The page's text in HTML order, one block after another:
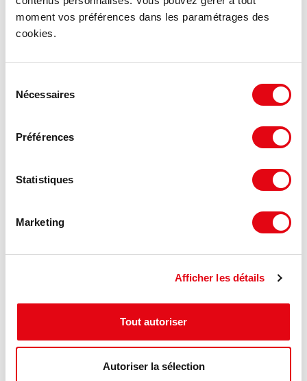
moment vos préférences dans les paramétrages des
cookies.
Nécessaires
Préférences
Statistiques
Marketing
Afficher les détails
Tout autoriser
Autoriser la sélection